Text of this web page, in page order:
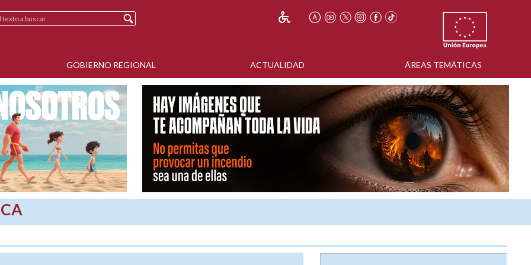
GOBIERNO REGIONAL ACTUALIDAD ÁREAS TEMÁTICAS